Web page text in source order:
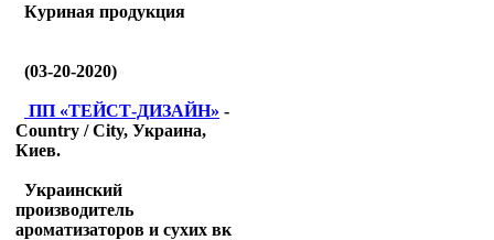
Куриная продукция
(03-20-2020)
ПП «ТЕЙСТ-ДИЗАЙН» -
Country / City, Украина,
Киев.
Украинский
производитель
ароматизаторов и сухих вк